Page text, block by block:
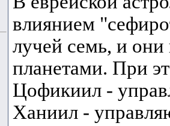
влиянием
лучей семь, и
планетами. При
Цофикиил -
Ханиил -